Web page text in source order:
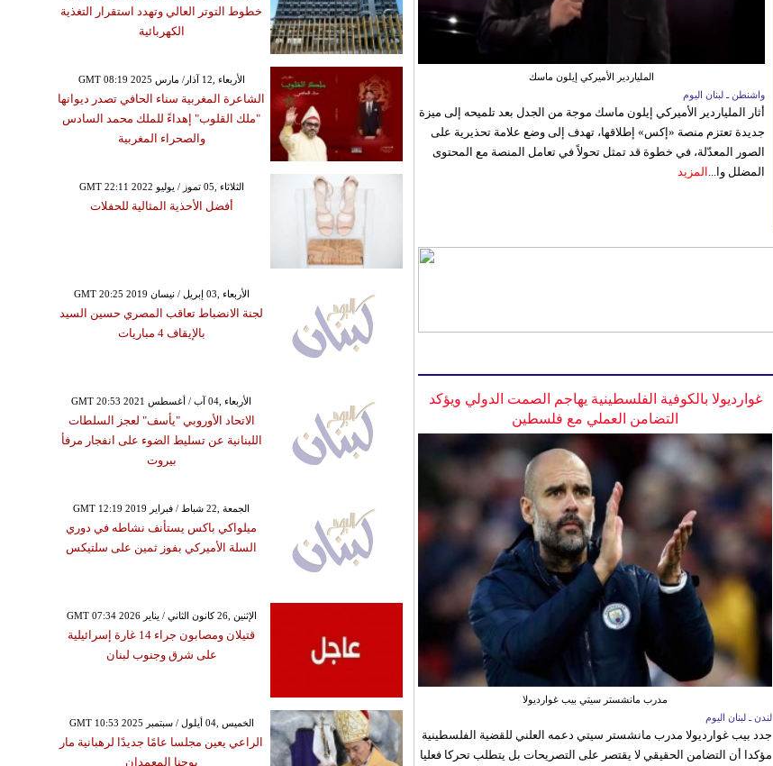
الملياردير الأميركي إيلون ماسك
واشنطن ـ لبنان اليوم
أثار الملياردير الأميركي إيلون ماسك موجة من الجدل بعد تلميحه إلى ميزة
جديدة تعتزم منصة «إكس» إطلاقها، تهدف إلى وضع علامة تحذيرية على
الصور المعدّلة، في خطوة قد تمثل تحولاً في تعامل المنصة مع المحتوى
المضلل وا... المزيد
غوارديولا بالكوفية الفلسطينية يهاجم الصمت الدولي ويؤكد
التضامن العملي مع فلسطين
مدرب مانشستر سيتي بيب غوارديولا
لندن ـ لبنان اليوم
جدد بيب غوارديولا مدرب مانشستر سيتي دعمه العلني للقضية الفلسطينية
مؤكدا أن التضامن الحقيقي لا يقتصر على التصريحات بل يتطلب تحركا فعليا
خطوط التوتر العالي وتهدد استقرار التغذية
الكهربائية
GMT 08:19 2025 الأربعاء ,12 آذار/ مارس
الشاعرة المغربية سناء الحافي تصدر ديوانها
"ملك القلوب" إهداءً للملك محمد السادس
والصحراء المغربية
GMT 22:11 2022 الثلاثاء ,05 تموز / يوليو
أفضل الأحذية المثالية للحفلات
GMT 20:25 2019 الأربعاء ,03 إبريل / نيسان
لجنة الانضباط تعاقب المصري حسين السيد
بالإيقاف 4 مباريات
GMT 20:53 2021 الأربعاء ,04 آب / أغسطس
الاتحاد الأوروبي "يأسف" لعجز السلطات
اللبنانية عن تسليط الضوء على انفجار مرفأ
بيروت
GMT 12:19 2019 الجمعة ,22 شباط / فبراير
ميلواكي باكس يستأنف نشاطه في دوري
السلة الأميركي بفوز ثمين على سلتيكس
GMT 07:34 2026 الإثنين ,26 كانون الثاني / يناير
قتيلان ومصابون جراء 14 غارة إسرائيلية
على شرق وجنوب لبنان
GMT 10:53 2025 الخميس ,04 أيلول / سبتمبر
الراعي يعين مجلسا عامًا جديدًا لرهبانية مار
يوحنا المعمدان